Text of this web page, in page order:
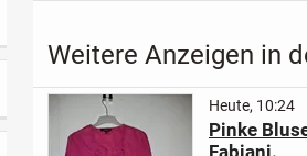
Weitere Anzeigen in
Heute, 10:24
Pinke
Fabiani.